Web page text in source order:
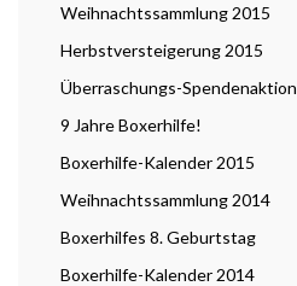
Weihnachtssammlung 2015
Herbstversteigerung 2015
Überraschungs-Spendenaktion
9 Jahre Boxerhilfe!
Boxerhilfe-Kalender 2015
Weihnachtssammlung 2014
Boxerhilfes 8. Geburtstag
Boxerhilfe-Kalender 2014